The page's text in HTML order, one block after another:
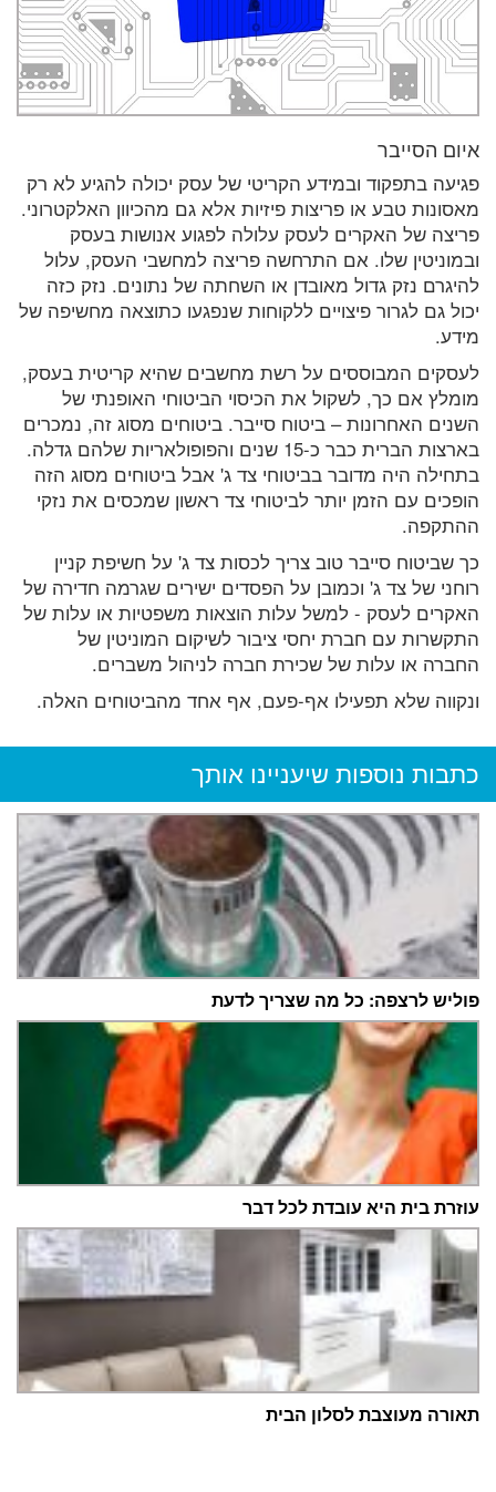
איום הסייבר
פגיעה בתפקוד ובמידע הקריטי של עסק יכולה להגיע לא רק
מאסונות טבע או פריצות פיזיות אלא גם מהכיוון האלקטרוני.
פריצה של האקרים לעסק עלולה לפגוע אנושות בעסק
ובמוניטין שלו. אם התרחשה פריצה למחשבי העסק, עלול
להיגרם נזק גדול מאובדן או השחתה של נתונים. נזק כזה
יכול גם לגרור פיצויים ללקוחות שנפגעו כתוצאה מחשיפה של
מידע.
לעסקים המבוססים על רשת מחשבים שהיא קריטית בעסק,
מומלץ אם כך, לשקול את הכיסוי הביטוחי האופנתי של
השנים האחרונות – ביטוח סייבר. ביטוחים מסוג זה, נמכרים
בארצות הברית כבר כ-15 שנים והפופולאריות שלהם גדלה.
בתחילה היה מדובר בביטוחי צד ג' אבל ביטוחים מסוג הזה
הופכים עם הזמן יותר לביטוחי צד ראשון שמכסים את נזקי
ההתקפה.
כך שביטוח סייבר טוב צריך לכסות צד ג' על חשיפת קניין
רוחני של צד ג' וכמובן על הפסדים ישירים שגרמה חדירה של
האקרים לעסק - למשל עלות הוצאות משפטיות או עלות של
התקשרות עם חברת יחסי ציבור לשיקום המוניטין של
החברה או עלות של שכירת חברה לניהול משברים.
ונקווה שלא תפעילו אף-פעם, אף אחד מהביטוחים האלה.
כתבות נוספות שיעניינו אותך
פוליש לרצפה: כל מה שצריך לדעת
עוזרת בית היא עובדת לכל דבר
תאורה מעוצבת לסלון הבית